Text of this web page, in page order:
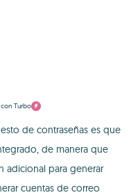
Turbo
de contraseñas es que
de manera que
adicional para generar
cuentas de correo